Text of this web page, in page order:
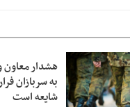
هشدار
به سربازان
شایعه است